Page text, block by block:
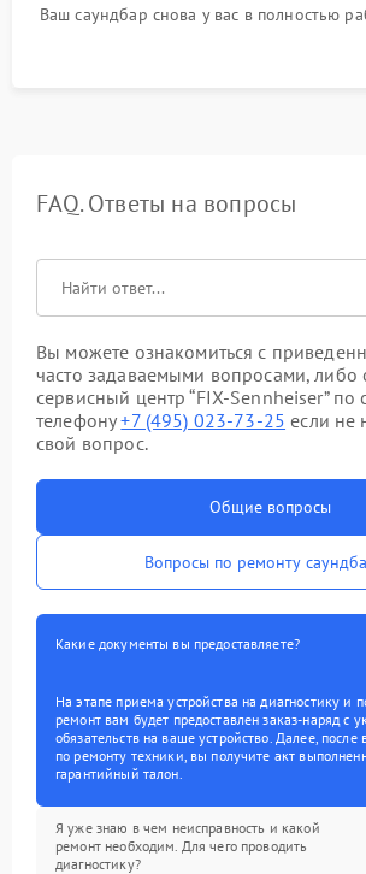
Ваш саундбар снова у вас в полностью
FAQ. Ответы на вопросы
Вы можете ознакомиться с
часто задаваемыми вопросами, либо
сервисный центр “FIX-Sennheiser”
телефону+7 (495) 023-73-25 если не
свой вопрос.
Общие вопросы
Вопросы по ремонту
Какие документы вы предоставляете?
На этапе приема устройства на диагностику и
ремонт вам будет предоставлен заказ-наряд с
обязательств на ваше устройство. Далее, после
по ремонту техники, вы получите акт
гарантийный талон.
Я уже знаю в чем неисправность и какой
ремонт необходим. Для чего проводить
диагностику?